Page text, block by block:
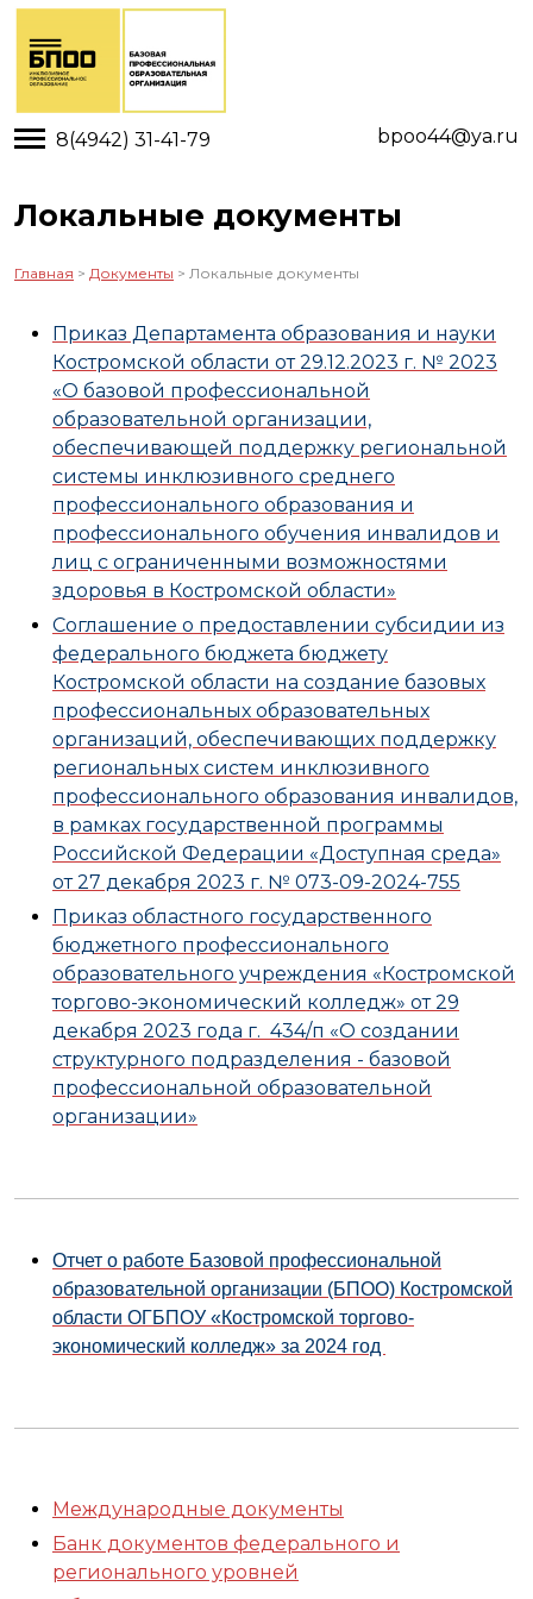
8(4942) 31-41-79 bpoo44@ya.ru
Toggle main menu visibility
Локальные документы
Главная > Документы > Локальные документы
Приказ Департамента образования и науки
Костромской области от 29.12.2023 г. № 2023
«О базовой профессиональной
образовательной организации,
обеспечивающей поддержку региональной
системы инклюзивного среднего
профессионального образования и
профессионального обучения инвалидов и
лиц с ограниченными возможностями
здоровья в Костромской области»
Соглашение о предоставлении субсидии из
федерального бюджета бюджету
Костромской области на создание базовых
профессиональных образовательных
организаций, обеспечивающих поддержку
региональных систем инклюзивного
профессионального образования инвалидов,
в рамках государственной программы
Российской Федерации «Доступная среда»
от 27 декабря 2023 г. № 073-09-2024-755
Приказ областного государственного
бюджетного профессионального
образовательного учреждения «Костромской
торгово-экономический колледж» от 29
декабря 2023 года г. 434/п «О создании
структурного подразделения - базовой
профессиональной образовательной
организации»
Отчет о работе Базовой профессиональной
образовательной организации (БПОО) Костромской
области ОГБПОУ «Костромской торгово-
экономический колледж» за 2024 год
Международные документы
Банк документов федерального и
регионального уровней